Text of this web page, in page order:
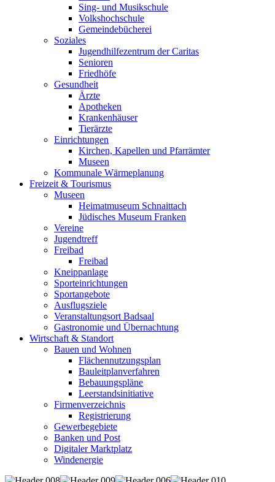
Sing- und Musikschule
Volkshochschule
Gemeindebücherei
Soziales
Jugendhilfezentrum der Caritas
Senioren
Friedhöfe
Gesundheit
Ärzte
Apotheken
Krankenhäuser
Tierärzte
Einrichtungen
Kirchen, Kapellen und Pfarrämter
Museen
Kommunale Wärmeplanung
Freizeit & Tourismus
Museen
Heimatmuseum Schnaittach
Jüdisches Museum Franken
Vereine
Jugendtreff
Freibad
Freibad
Kneippanlage
Sporteinrichtungen
Sportangebote
Ausflugsziele
Veranstaltungsort Badsaal
Gastronomie und Übernachtung
Wirtschaft & Standort
Bauen und Wohnen
Flächennutzungsplan
Bauleitplanverfahren
Bebauungspläne
Leerstandsinitiative
Firmenverzeichnis
Registrierung
Gewerbegebiete
Banken und Post
Digitaler Marktplatz
Windenergie